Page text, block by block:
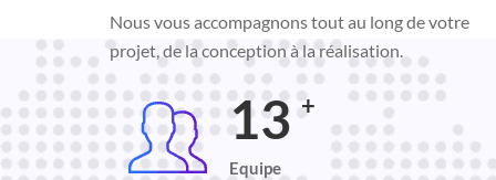
Nous vous accompagnons tout au long de votre
projet, de la conception à la réalisation.
15 +
Equipe